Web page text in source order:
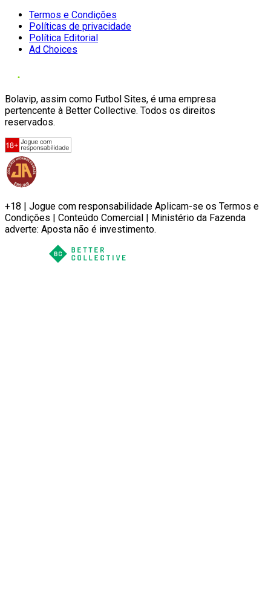
Termos e Condições
Políticas de privacidade
Política Editorial
Ad Choices
Bolavip, assim como Futbol Sites, é uma empresa
pertencente à Better Collective. Todos os direitos
reservados.
+18 | Jogue com responsabilidade Aplicam-se os Termos e
Condições | Conteúdo Comercial | Ministério da Fazenda
adverte: Aposta não é investimento.